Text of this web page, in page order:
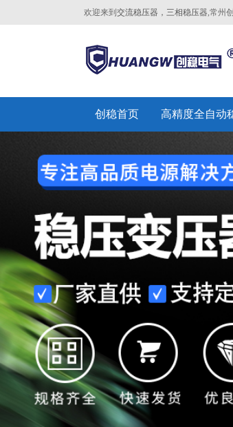
欢迎来到 交流稳压器，三相稳压器,常州
创稳首页 高精度全自动